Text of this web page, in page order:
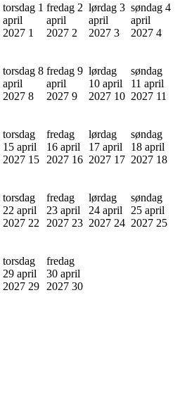
torsdag 1
april
2027 1
fredag 2
april
2027 2
lørdag 3
april
2027 3
søndag 4
april
2027 4
torsdag 8
april
2027 8
fredag 9
april
2027 9
lørdag
10 april
2027 10
søndag
11 april
2027 11
torsdag
15 april
2027 15
fredag
16 april
2027 16
lørdag
17 april
2027 17
søndag
18 april
2027 18
torsdag
22 april
2027 22
fredag
23 april
2027 23
lørdag
24 april
2027 24
søndag
25 april
2027 25
torsdag
29 april
2027 29
fredag
30 april
2027 30